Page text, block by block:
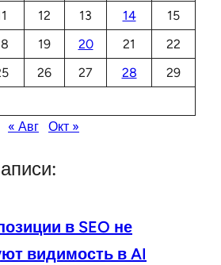
12 13 14
15
19 20 21
22
26 27 28
29
« Авг
Окт »
в SEO не
видимость в AI